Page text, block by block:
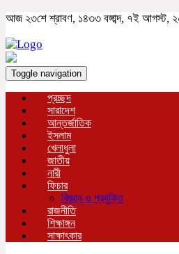
আজ ২৩শে শ্রাবণ, ১৪৩৩ বঙ্গাব্দ, ৭ই আগস্ট,
Toggle navigation
প্রচ্ছদ
সারাদেশ
আন্তর্জাতিক
ইসলাম
খেলাধুলা
জাতীয়
নারী
ফিচার
বিজ্ঞান ও প্রযুক্তি
রাজনীতি
শিক্ষাঙ্গন
সাক্ষাৎকার